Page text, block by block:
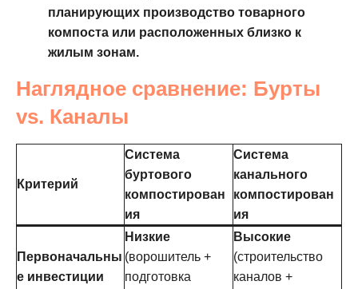
планирующих производство товарного
компоста или расположенных близко к
жилым зонам.
Наглядное сравнение: Бурты
vs. Каналы
Критерий
Система
буртового
компостирован
ия
Система
канального
компостирован
ия
Первоначальны
е инвестиции
Низкие
(ворошитель +
подготовка
Высокие
(строительство
каналов +